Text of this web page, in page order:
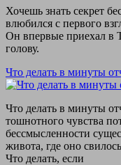
Хочешь знать секрет
влюбился с первого
Он впервые приехал в
голову.
Что делать в минуты
Что делать в минуты
тошнотного чувства
бессмысленности
живота, где оно
Что делать, если